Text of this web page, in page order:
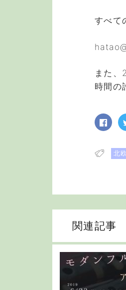
すべて
また、
時間の
北欧
関連記事